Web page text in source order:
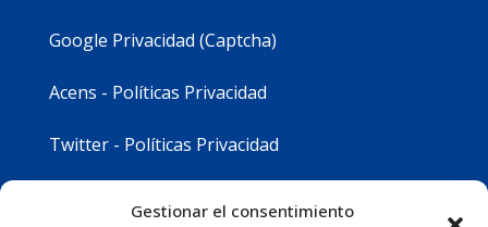
Gestionar el consentimiento
Google Privacidad (Captcha)
Acens - Políticas Privacidad
Twitter - Políticas Privacidad